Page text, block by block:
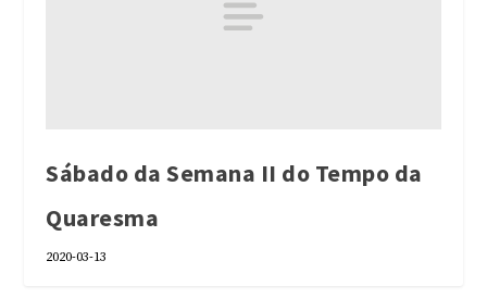
Sábado da Semana II do Tempo da
Quaresma
2020-03-13